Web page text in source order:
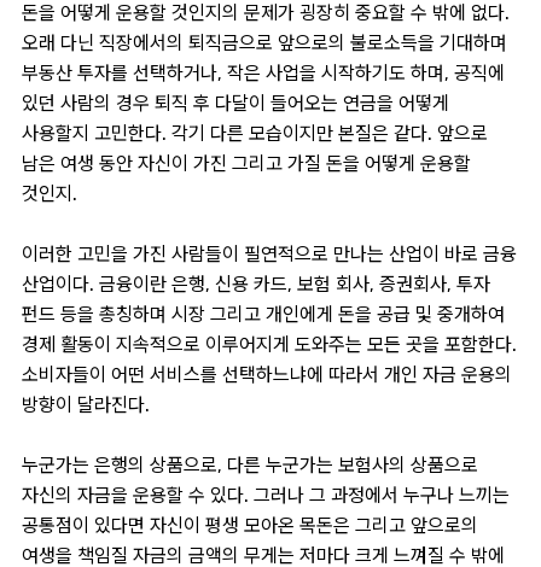
돈을 어떻게 운용할 것인지의 문제가 굉장히 중요할 수 밖에 없다.
오래 다닌 직장에서의 퇴직금으로 앞으로의 불로소득을 기대하며
부동산 투자를 선택하거나, 작은 사업을 시작하기도 하며, 공직에
있던 사람의 경우 퇴직 후 다달이 들어오는 연금을 어떻게
사용할지 고민한다. 각기 다른 모습이지만 본질은 같다. 앞으로
남은 여생 동안 자신이 가진 그리고 가질 돈을 어떻게 운용할
것인지.
이러한 고민을 가진 사람들이 필연적으로 만나는 산업이 바로 금융
산업이다. 금융이란 은행, 신용 카드, 보험 회사, 증권회사, 투자
펀드 등을 총칭하며 시장 그리고 개인에게 돈을 공급 및 중개하여
경제 활동이 지속적으로 이루어지게 도와주는 모든 곳을 포함한다.
소비자들이 어떤 서비스를 선택하느냐에 따라서 개인 자금 운용의
방향이 달라진다.
누군가는 은행의 상품으로, 다른 누군가는 보험사의 상품으로
자신의 자금을 운용할 수 있다. 그러나 그 과정에서 누구나 느끼는
공통점이 있다면 자신이 평생 모아온 목돈은 그리고 앞으로의
여생을 책임질 자금의 금액의 무게는 저마다 크게 느껴질 수 밖에